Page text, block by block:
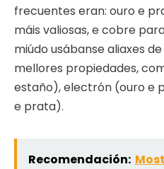
frecuentes eran: ouro e
máis valiosas, e cobre
miúdo usábanse aliaxes
mellores propiedades,
estaño), electrón (ouro e
e prata).
Recomendación: